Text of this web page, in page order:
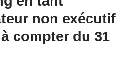
non exécutif
compter du 31